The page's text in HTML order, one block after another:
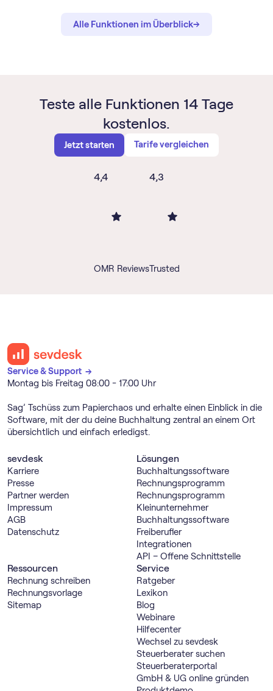
Alle Funktionen im Überblick→
→
Teste alle Funktionen 14 Tage
kostenlos.
Jetzt starten Tarife vergleichen
4,4
OMR Reviews
4,3
Trusted
Service & Support →
Montag bis Freitag 08:00 - 17:00 Uhr
Sag’ Tschüss zum Papierchaos und erhalte einen Einblick in die
Software, mit der du deine Buchhaltung zentral an einem Ort
übersichtlich und einfach erledigst.
sevdesk
Karriere
Presse
Partner werden
Impressum
AGB
Datenschutz
Lösungen
Buch­haltungs­software
Rechnungs­programm
Rechnungs­programm
Kleinunternehmer
Buch­haltungs­software
Freiberufler
Integrationen
API – Offene Schnittstelle
Ressourcen
Rechnung schreiben
Rechnungsvorlage
Sitemap
Service
Ratgeber
Lexikon
Blog
Webinare
Hilfecenter
Wechsel zu sevdesk
Steuerberater suchen
Steuerberaterportal
GmbH & UG online gründen